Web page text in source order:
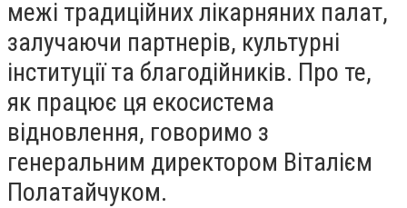
межі традиційних лікарняних палат,
залучаючи партнерів, культурні
інституції та благодійників. Про те,
як працює ця екосистема
відновлення, говоримо з
генеральним директором Віталієм
Полатайчуком.